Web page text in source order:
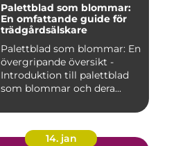
Palettblad som blommar:
En omfattande guide för
trädgårdsälskare
Palettblad som blommar: En
övergripande översikt -
Introduktion till palettblad
som blommar och dera...
14. jan